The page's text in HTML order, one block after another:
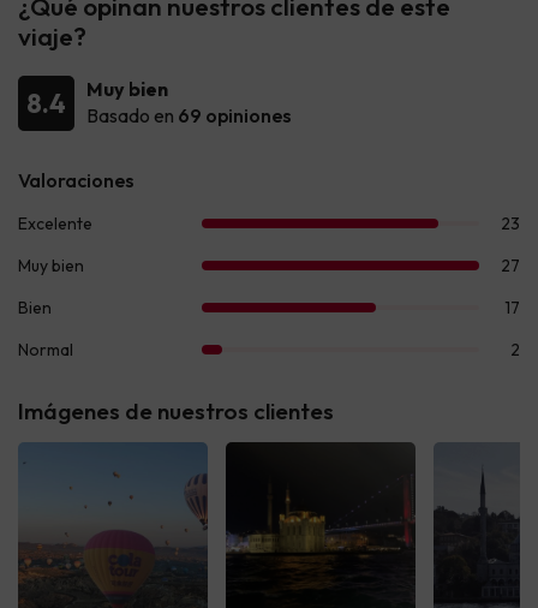
¿Qué opinan nuestros clientes de este
viaje?
8.4
Muy bien
Basado en 69 opiniones
Imágenes de nuestros clientes